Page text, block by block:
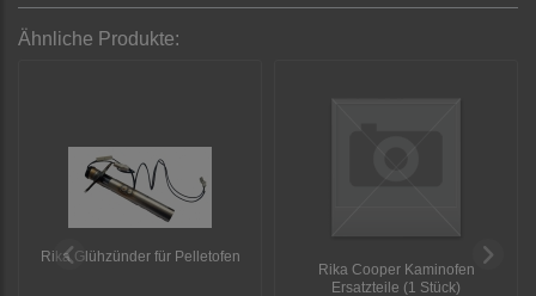
Ähnliche Produkte:
Rika Glühzünder für Pelletofen
Rika Cooper Kaminofen
Ersatzteile (1 Stück)